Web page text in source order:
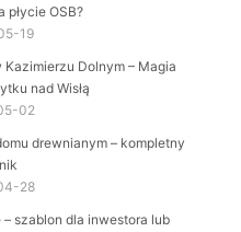
OSB?
19
Dolnym – Magia
nad Wisłą
02
drewnianym – kompletny
28
szablon dla inwestora lub